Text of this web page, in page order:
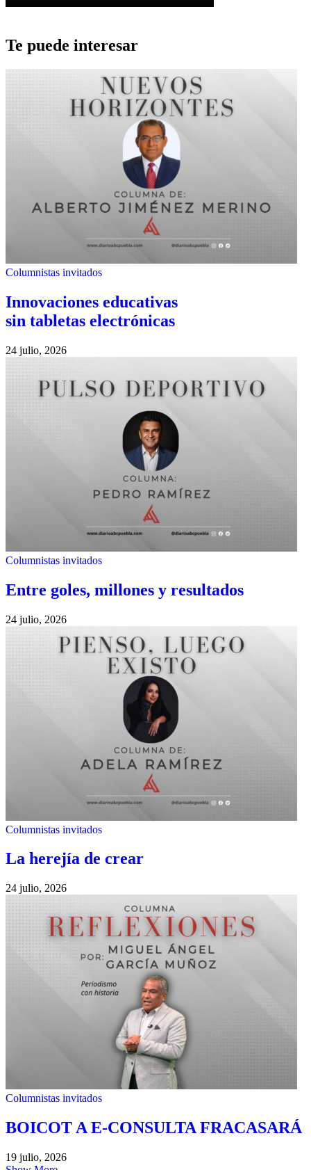
Te puede interesar
Columnistas invitados
Innovaciones educativas
sin tabletas electrónicas
24 julio, 2026
Columnistas invitados
Entre goles, millones y resultados
24 julio, 2026
Columnistas invitados
La herejía de crear
24 julio, 2026
Columnistas invitados
BOICOT A E-CONSULTA FRACASARÁ
19 julio, 2026